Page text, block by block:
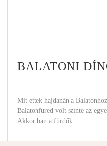
BALATONI
Mit ettek hajdanán a
Balatonfüred volt szinte az
Akkoriban a fürdők